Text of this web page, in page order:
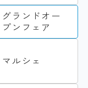
グランドオー
プンフェア
マルシェ